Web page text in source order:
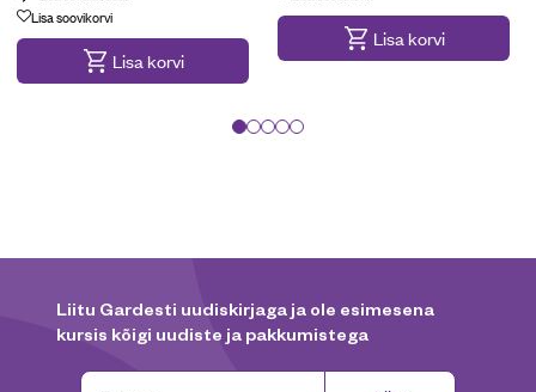
Lisa soovikorvi
Lisa korvi
Lisa korvi
Liitu Gardesti uudiskirjaga ja ole esimesena
kursis kõigi uudiste ja pakkumistega